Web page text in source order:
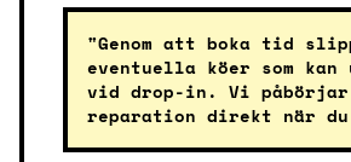
"Genom att boka tid
eventuella köer som kan
vid drop-in. Vi
reparation direkt när du